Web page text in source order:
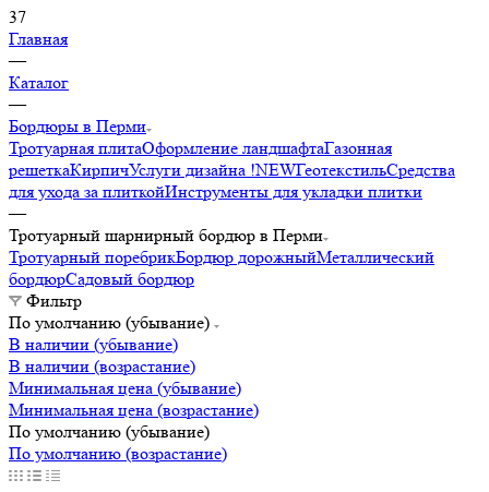
37
Главная
—
Каталог
—
Бордюры в Перми
Тротуарная плитаОформление ландшафтаГазонная
решеткаКирпичУслуги дизайна !NEWГеотекстильСредства
для ухода за плиткойИнструменты для укладки плитки
—
Тротуарный шарнирный бордюр в Перми
Тротуарный поребрикБордюр дорожныйМеталлический
бордюрСадовый бордюр
Фильтр
По умолчанию (убывание)
В наличии (убывание)
В наличии (возрастание)
Минимальная цена (убывание)
Минимальная цена (возрастание)
По умолчанию (убывание)
По умолчанию (возрастание)